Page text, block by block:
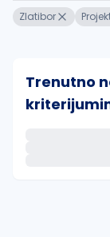
Zlatibor
Trenutno